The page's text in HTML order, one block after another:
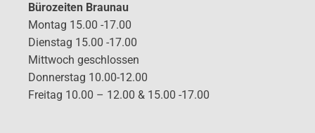
Bürozeiten Braunau
Montag 15.00 -17.00
Dienstag 15.00 -17.00
Mittwoch geschlossen
Donnerstag 10.00-12.00
Freitag 10.00 – 12.00 & 15.00 -17.00